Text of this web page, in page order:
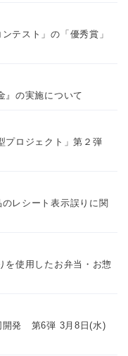
テスト」の「優秀賞」
』の実施について
プロジェクト」第２弾
レシート表示誤りに関
を使用したお弁当・お惣
開発 第6弾 3月8日(水)